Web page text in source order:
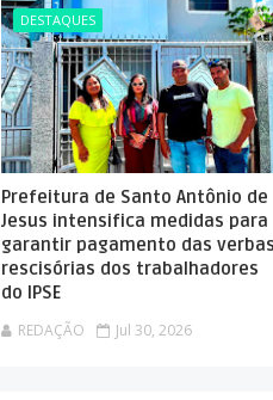
DESTAQUES
Prefeitura de Santo Antônio de
Jesus intensifica medidas para
garantir pagamento das verbas
rescisórias dos trabalhadores
do IPSE
REDAÇÃO Jul 30, 2026